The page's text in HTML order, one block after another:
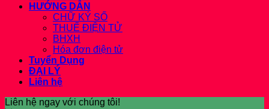
HƯỚNG DẪN
CHỮ KÝ SỐ
THUẾ ĐIỆN TỬ
BHXH
Hóa đơn điện tử
Tuyển Dụng
ĐẠI LÝ
Liên hệ
Liên hệ ngay với chúng tôi!